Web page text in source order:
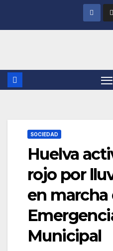
SOCIEDAD
Huelva
rojo por
en marcha
Municipal